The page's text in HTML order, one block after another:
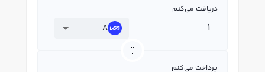
دریافت می‌کنم
A
پرداخت می‌کنم